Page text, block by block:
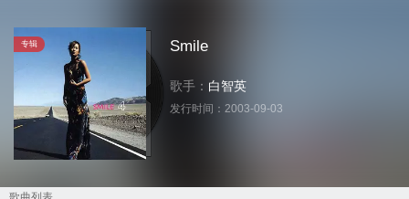
专辑 Smile
歌手： 白智英
发行时间： 2003-09-03